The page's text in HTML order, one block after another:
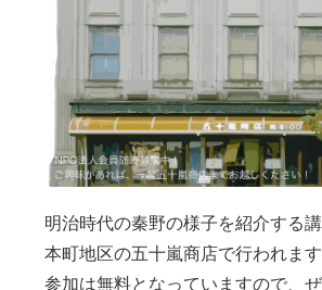
明治時代の秦野の様子を紹介する
本町地区の五十嵐商店で行われます
参加は無料となっていますので、